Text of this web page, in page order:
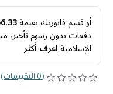
أو قسم فاتورتك بقيمة66.33
دفعات بدون رسوم تأخير،
الإسلاميةاعرف أكثر
(0 التقييمات)